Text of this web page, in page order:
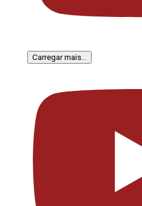
Carregar mais...